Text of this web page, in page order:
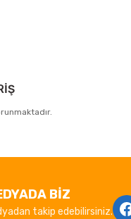
BİZ
takip edebilirsiniz.